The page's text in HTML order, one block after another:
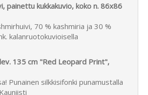
painettu kukkakuvio, koko n. 86x86
70 % kashmiria ja 30 %
kalanruotokuvioisella
135 cm "Red Leopard Print",
Punainen silkkisifonki punamustalla